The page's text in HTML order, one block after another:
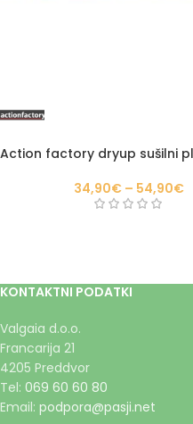
Action factory dryup sušilni
34,90€ – 54,90€
KONTAKTNI PODATKI
Valgaia d.o.o.
Francarija 21
4205 Preddvor
Tel: 069 60 60 80
Email: podpora@pasji.net